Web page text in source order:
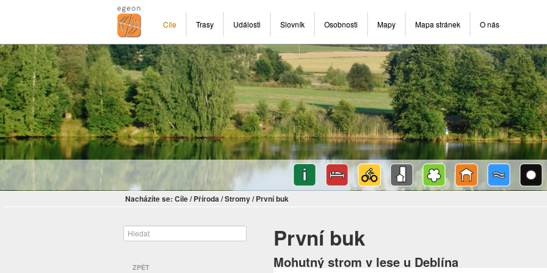
Cíle Trasy Události Slovník Osobnosti Mapy Mapa stránek O nás
Nacházíte se: Cíle/ Příroda/Stromy/ První buk
ZPĚT
První buk
Mohutný strom v lese u Deblína